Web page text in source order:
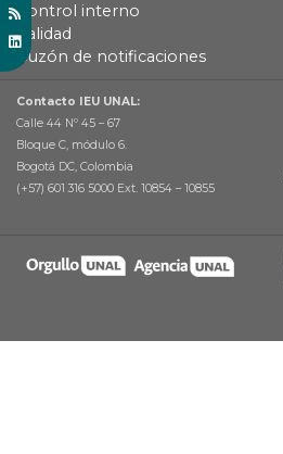
Control interno
Calidad
Buzón de notificaciones
Contacto IEU UNAL:
Calle 44 Nº 45 – 67
Bloque C, módulo 6.
Bogotá DC, Colombia
(+57) 601 316 5000 Ext. 10854 – 10855